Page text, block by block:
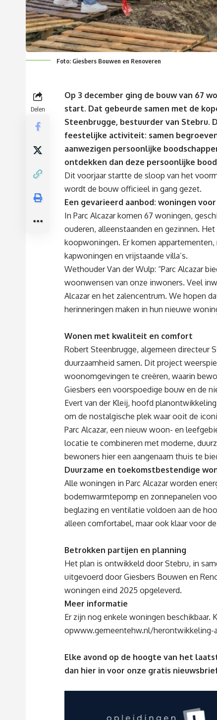
Foto: Giesbers Bouwen en Renoveren
Delen
Op 3 december ging de bouw van 67
start. Dat gebeurde samen met de
Steenbrugge, bestuurder van Stebru.
feestelijke activiteit: samen
aanwezigen persoonlijke
ontdekken dan deze persoonlijke
Dit voorjaar startte de sloop van het
wordt de bouw officieel in gang gezet.
Een gevarieerd aanbod: woningen
In Parc Alcazar komen 67 woningen,
ouderen, alleenstaanden en gezinnen.
koopwoningen. Er komen
kapwoningen en vrijstaande villa’s.
Wethouder Van der Wulp: “Parc Alcazar
woonwensen van onze inwoners. Veel
Alcazar en het zalencentrum. We hopen
herinneringen maken in hun nieuwe
Wonen met kwaliteit en comfort
Robert Steenbrugge, algemeen directeur
duurzaamheid samen. Dit project
woonomgevingen te creëren, waarin
Giesbers een voorspoedige bouw en de
Evert van der Kleij, hoofd
om de nostalgische plek waar ooit de
Parc Alcazar, een nieuw woon- en
locatie te combineren met moderne,
bewoners hier een aangenaam thuis te
Duurzame en toekomstbestendige
Alle woningen in Parc Alcazar worden
bodemwarmtepomp en zonnepanelen
beglazing en ventilatie voldoen aan de
alleen comfortabel, maar ook klaar voor
Betrokken partijen en planning
Het plan is ontwikkeld door Stebru, in
uitgevoerd door Giesbers Bouwen en
woningen eind 2025 opgeleverd.
Meer informatie
Er zijn nog enkele woningen beschikbaar.
opwww.gemeentehw.nl/herontwikkeling-
Elke avond op de hoogte van het
dan hier in voor onze gratis